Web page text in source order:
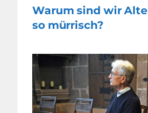
Warum sind wir
so mürrisch?